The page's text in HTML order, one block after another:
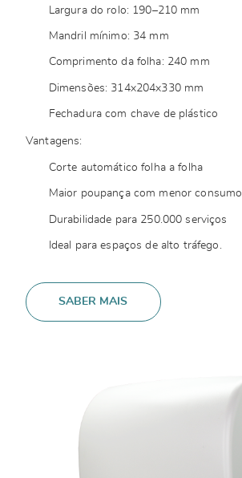
Largura do rolo: 190–210 mm
Mandril mínimo: 34 mm
Comprimento da folha: 240 mm
Dimensões: 314x204x330 mm
Fechadura com chave de plástico
Vantagens:
Corte automático folha a folha
Maior poupança com menor consumo
Durabilidade para 250.000 serviços
Ideal para espaços de alto tráfego.
SABER MAIS